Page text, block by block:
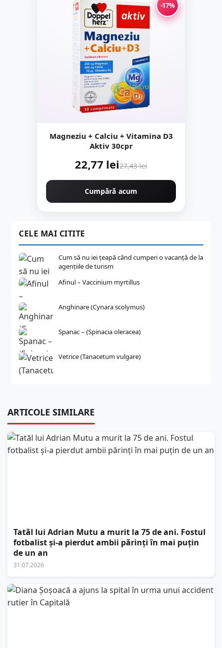
-17%
Magneziu + Calciu + Vitamina D3
Aktiv 30cpr
22,77 lei27,43 lei
Cumpără acum
CELE MAI CITITE
Cum să nu iei țeapă când cumperi o vacanță de la
agențiile de turism
Afinul – Vaccinium myrtillus
Anghinare (Cynara scolymus)
Spanac – (Spinacia oleracea)
Vetrice (Tanacetum vulgare)
ARTICOLE SIMILARE
Tatăl lui Adrian Mutu a murit la 75 de ani. Fostul
fotbalist și-a pierdut ambii părinți în mai puțin
de un an
31.07.2026